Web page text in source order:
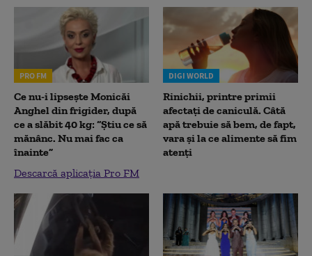
PRO FM
Ce nu-i lipsește Monicăi
Anghel din frigider, după
ce a slăbit 40 kg: “Știu ce să
mănânc. Nu mai fac ca
înainte”
Descarcă aplicația Pro FM
DIGI WORLD
Rinichii, printre primii
afectați de caniculă. Câtă
apă trebuie să bem, de fapt,
vara și la ce alimente să fim
atenți